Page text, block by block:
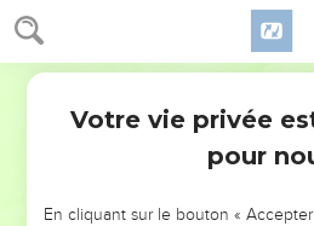
NE MANQUEZ PAS
Votre vie privée
pour
En cliquant sur le bouton «